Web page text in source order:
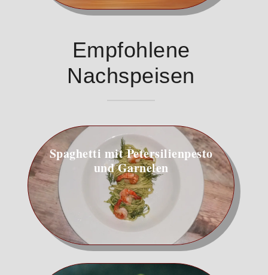
Empfohlene
Nachspeisen
Spaghetti mit Petersilienpesto
und Garnelen